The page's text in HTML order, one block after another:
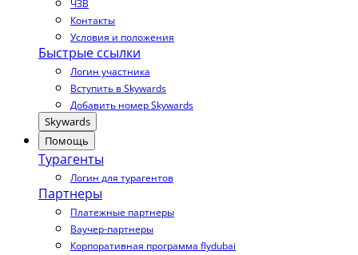
ЧЗВ
Контакты
Условия и положения
Быстрые ссылки
Логин участника
Вступить в Skywards
Добавить номер Skywards
Skywards
Помощь
Турагенты
Логин для турагентов
Партнеры
Платежные партнеры
Ваучер-партнеры
Корпоративная программа flydubai